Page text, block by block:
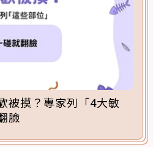
被摸？專家列「4大敏
臉